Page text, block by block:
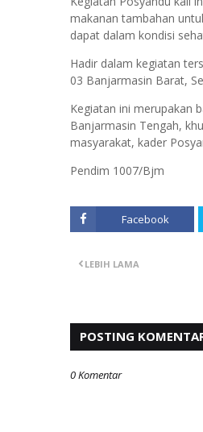
makanan tambahan
dapat dalam kondisi
Hadir dalam kegiatan
03 Banjarmasin Barat,
Kegiatan ini merupakan
Banjarmasin Tengah,
masyarakat, kader
Pendim 1007/Bjm
Facebook
LEBIH LAMA
POSTING
0 Komentar